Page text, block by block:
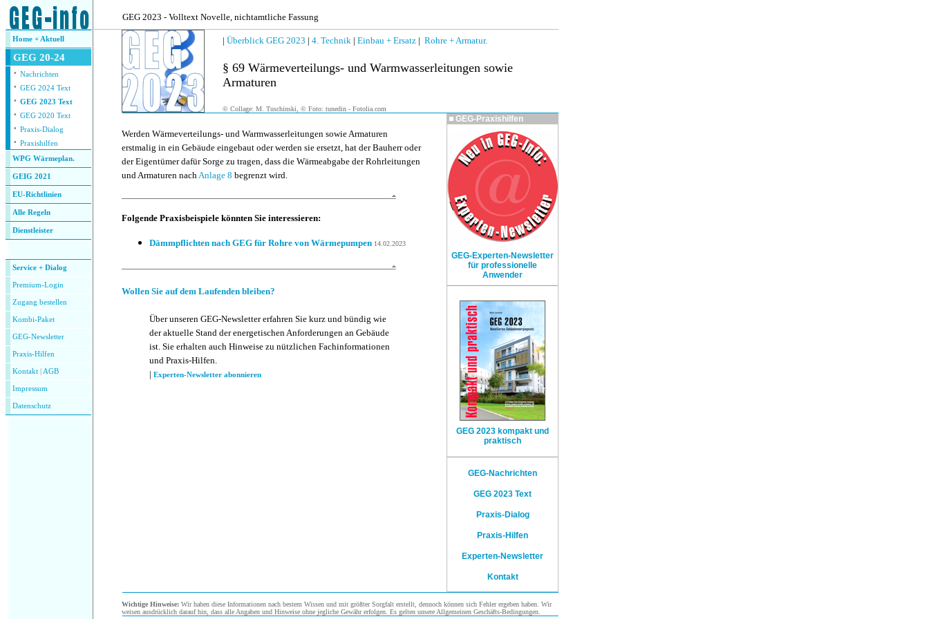
GEG 2023 - Volltext Novelle, nichtamtliche Fassung
Home + Aktuell
GEG 20-24
· Nachrichten
· GEG 2024 Text
· GEG 2023 Text
· GEG 2020 Text
· Praxis-Dialog
· Praxishilfen
WPG Wärmeplan.
GEIG 2021
EU-Richtlinien
Alle Regeln
Dienstleister
Service + Dialog
Premium-Login
Zugang bestellen
Kombi-Paket
GEG-Newsletter
Praxis-Hilfen
Kontakt AGB
Impressum
Datenschutz
| Überblick GEG 2023 | 4. Technik | Einbau + Ersatz | Rohre + Armatur.
§ 69 Wärmeverteilungs- und Warmwasserleitungen sowie
Armaturen
© Collage: M. Tuschinski, © Foto: tunedin - Fotolia.com
Werden Wärmeverteilungs- und Warmwasserleitungen sowie Armaturen
erstmalig in ein Gebäude eingebaut oder werden sie ersetzt, hat der Bauherr oder
der Eigentümer dafür Sorge zu tragen, dass die Wärmeabgabe der Rohrleitungen
und Armaturen nachAnlage 8 begrenzt wird.
Folgende Praxisbeispiele könnten Sie interessieren:
Dämmpflichten nach GEG für Rohre von Wärmepumpen 14.02.2023
Wollen Sie auf dem Laufenden bleiben?
Über unseren GEG-Newsletter erfahren Sie kurz und bündig wie
der aktuelle Stand der energetischen Anforderungen an Gebäude
ist. Sie erhalten auch Hinweise zu nützlichen Fachinformationen
und Praxis-Hilfen.
| Experten-Newsletter abonnieren
GEG-Praxishilfen
GEG-Experten-Newsletter
für professionelle
Anwender
GEG 2023 kompakt und
praktisch
GEG-Nachrichten
GEG 2023 Text
Praxis-Dialog
Praxis-Hilfen
Experten-Newsletter
Kontakt
Wichtige Hinweise: Wir haben diese Informationen nach bestem Wissen und mit größter Sorgfalt erstellt, dennoch können sich Fehler ergeben haben. Wir
weisen ausdrücklich darauf hin, dass alle Angaben und Hinweise ohne jegliche Gewähr erfolgen. Es gelten unsere Allgemeinen Geschäfts-Bedingungen.